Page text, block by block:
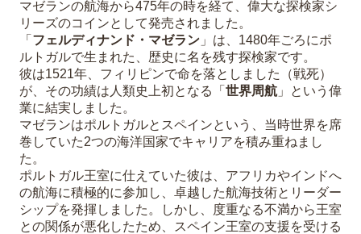
マゼランの航海から475年の時を経て、偉大な探検家シ
リーズのコインとして発売されました。
「 フェルディナンド・マゼラン 」は、1480年ごろにポ
ルトガルで生まれた、歴史に名を残す探検家です。
彼は1521年、フィリピンで命を落としました（戦死）
が、その功績は人類史上初となる「 世界周航 」という偉
業に結実しました。
マゼランはポルトガルとスペインという、当時世界を席
巻していた2つの海洋国家でキャリアを積み重ねまし
た。
ポルトガル王室に仕えていた彼は、アフリカやインドへ
の航海に積極的に参加し、卓越した航海技術とリーダー
シップを発揮しました。しかし、度重なる不満から王室
との関係が悪化したため、スペイン王室の支援を受ける